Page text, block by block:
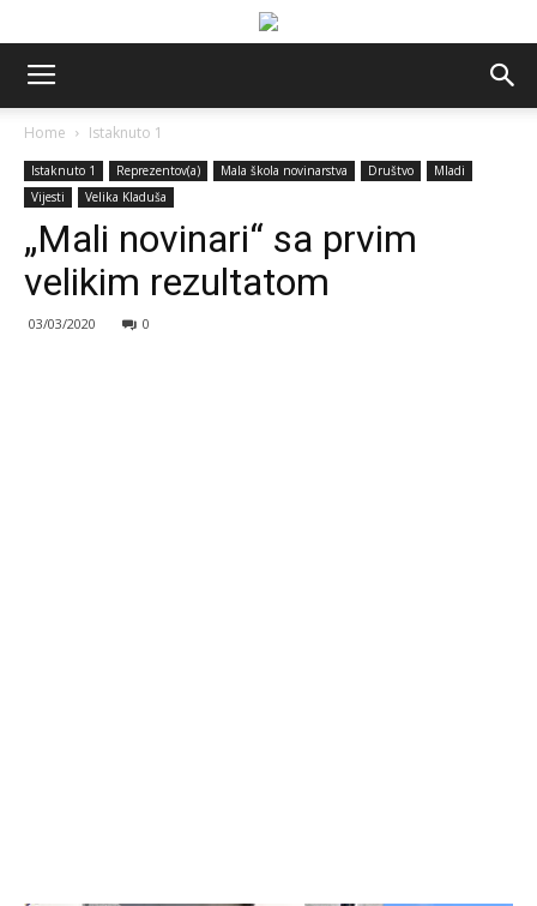
Home Istaknuto 1
Istaknuto 1 Reprezentov(a) Mala škola novinarstva Društvo
Mladi
Vijesti
Velika Kladuša
„Mali novinari“ sa prvim
velikim rezultatom
03/03/2020 0